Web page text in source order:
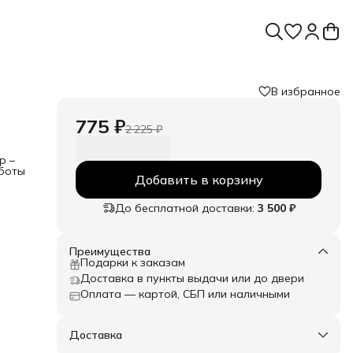
–
–
В избранное
775 ₽2 225 ₽
Добавить в корзину
До бесплатной доставки: 3 500 ₽
Преимущества
Подарки к заказам
Доставка в пункты выдачи или до двери
Оплата — картой, СБП или наличными
Доставка